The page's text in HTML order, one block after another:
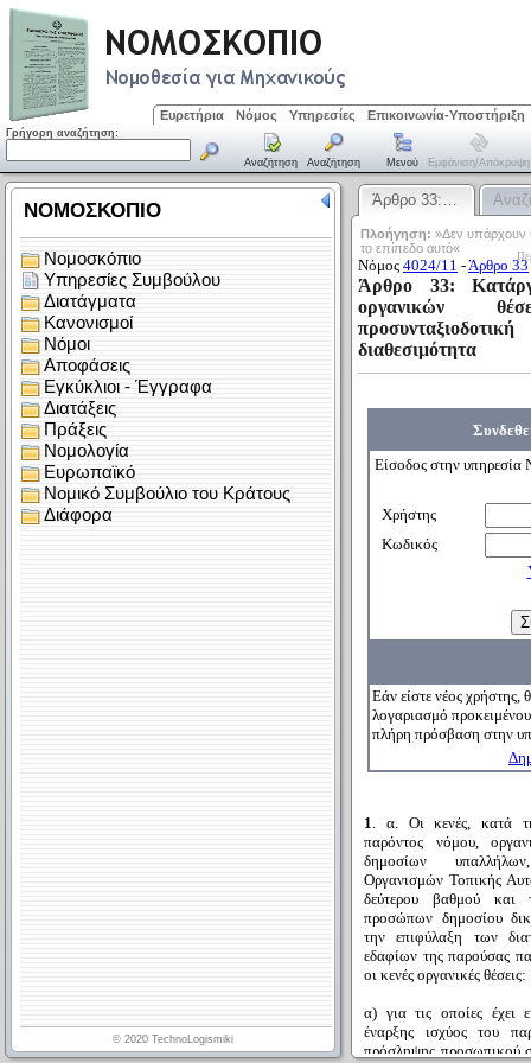
Ευρετήρια Νόμος Υπηρεσίες Επικοινωνία-Υποστήριξη
Γρήγορη αναζήτηση:
Αναζήτηση Αναζήτηση Μενού Εμφάνιση/απόκρυψη
Άρθρο 33:…